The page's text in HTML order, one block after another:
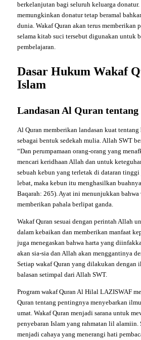
berkelanjutan bagi seluruh keluarga
memungkinkan donatur tetap beramal
dunia. Wakaf Quran akan terus memberikan
selama kitab suci tersebut digunakan untuk
pembelajaran.
Dasar Hukum Wakaf
Islam
Landasan Al Quran
Al Quran memberikan landasan kuat tentang
sebagai bentuk sedekah mulia. Allah SWT
“Dan perumpamaan orang-orang yang
mencari keridhaan Allah dan untuk
sebuah kebun yang terletak di dataran
lebat, maka kebun itu menghasilkan
Baqarah: 265). Ayat ini menunjukkan bahwa
memberikan pahala berlipat ganda.
Wakaf Quran sesuai dengan perintah Allah
dalam kebaikan dan memberikan manfaat
juga menegaskan bahwa harta yang
akan sia-sia dan Allah akan menggantinya
Setiap wakaf Quran yang dilakukan dengan
balasan setimpal dari Allah SWT.
Program wakaf Quran Al Hilal LAZISWAF
Quran tentang pentingnya menyebarkan
umat. Wakaf Quran menjadi sarana untuk
penyebaran Islam yang rahmatan lil alamiin.
menjadi cahaya yang menerangi hati